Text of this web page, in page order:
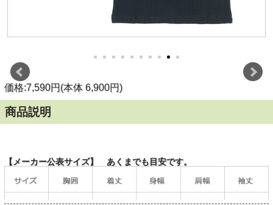
価格:7,590円(本体 6,900円)
商品説明
【メーカー公表サイズ】 あくまでも目安です。